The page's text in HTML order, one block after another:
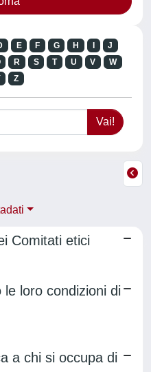
E F G H
J
R S T U V
W
Z
Comitati etici
loro condizioni di
a chi si occupa di